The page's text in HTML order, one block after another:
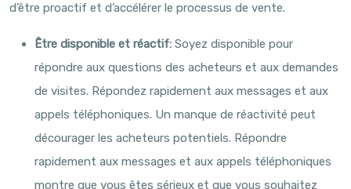
d’être proactif et d’accélérer le processus de vente.
Être disponible et réactif: Soyez disponible pour
répondre aux questions des acheteurs et aux demandes
de visites. Répondez rapidement aux messages et aux
appels téléphoniques. Un manque de réactivité peut
décourager les acheteurs potentiels. Répondre
rapidement aux messages et aux appels téléphoniques
montre que vous êtes sérieux et que vous souhaitez